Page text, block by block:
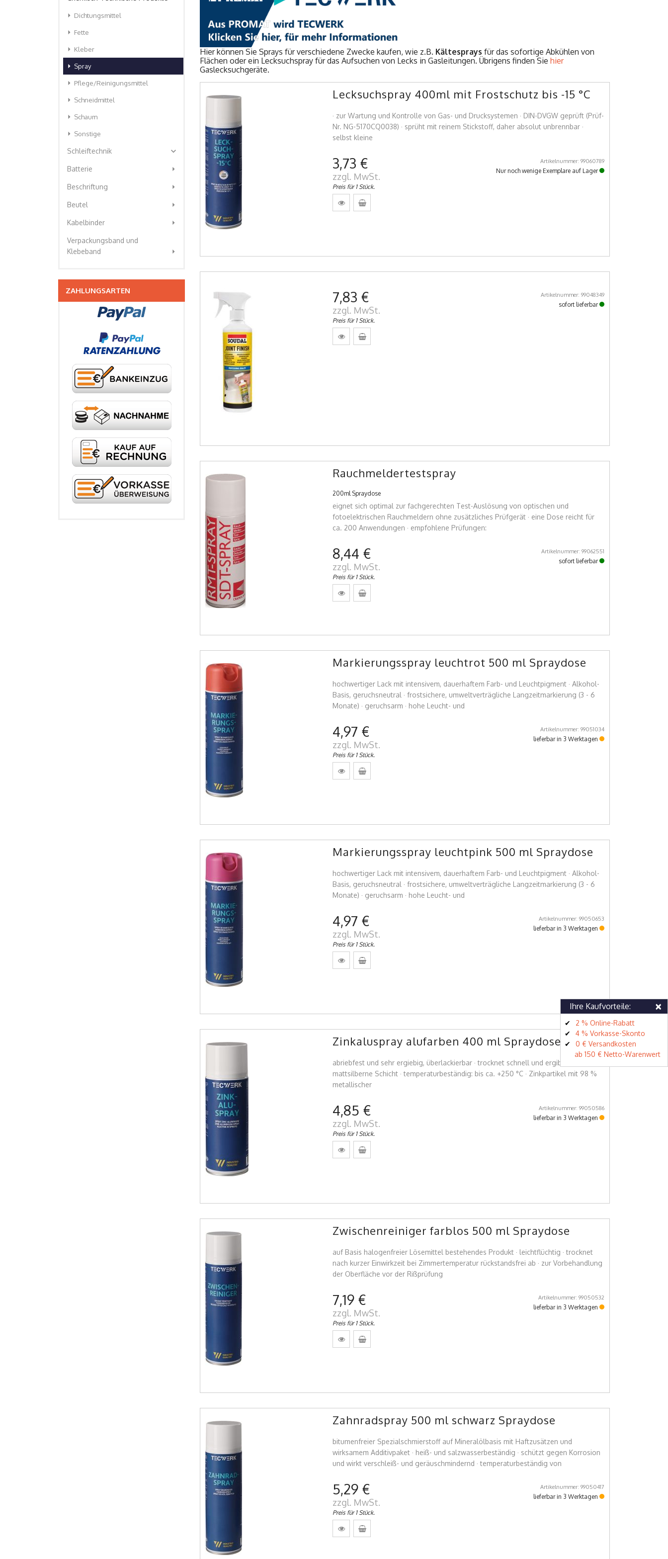
Dichtungsmittel
arrow_right
Fette
arrow_right
Kleber
arrow_right
Spray
arrow_right
Pflege/Reinigungsmittel
arrow_right
Schneidmittel
arrow_right
Schaum
arrow_right
Sonstige
arrow_right
Schleiftechnik expand_more
Batterie arrow_right
Beschriftung arrow_right
Beutel arrow_right
Kabelbinder arrow_right
Verpackungsband und
Klebeband
arrow_right
ZAHLUNGSARTEN
Hier können Sie Sprays für verschiedene Zwecke kaufen, wie z.B. Kältesprays für das sofortige Abkühlen von
Flächen oder ein Lecksuchspray für das Aufsuchen von Lecks in Gasleitungen. Übrigens finden Sie hier
Gaslecksuchgeräte.
Lecksuchspray 400ml mit Frostschutz bis -15 °C
· zur Wartung und Kontrolle von Gas- und Drucksystemen · DIN-DVGW geprüft (Prüf-
Nr. NG-5170CQ0038) · sprüht mit reinem Stickstoff, daher absolut unbrennbar ·
selbst kleine
3,73 €
zzgl. MwSt.
Preis für 1 Stück.
Artikelnummer: 99060789
Nur noch wenige Exemplare auf Lager
7,83 €
zzgl. MwSt.
Preis für 1 Stück.
Artikelnummer: 99048349
sofort lieferbar
Rauchmeldertestspray
200ml Spraydose
eignet sich optimal zur fachgerechten Test-Auslösung von optischen und
fotoelektrischen Rauchmeldern ohne zusätzliches Prüfgerät · eine Dose reicht für
ca. 200 Anwendungen · empfohlene Prüfungen:
8,44 €
zzgl. MwSt.
Preis für 1 Stück.
Artikelnummer: 99062551
sofort lieferbar
Markierungsspray leuchtrot 500 ml Spraydose
hochwertiger Lack mit intensivem, dauerhaftem Farb- und Leuchtpigment · Alkohol-
Basis, geruchsneutral · frostsichere, umweltverträgliche Langzeitmarkierung (3 - 6
Monate) · geruchsarm · hohe Leucht- und
4,97 €
zzgl. MwSt.
Preis für 1 Stück.
Artikelnummer: 99051034
lieferbar in 3 Werktagen
Markierungsspray leuchtpink 500 ml Spraydose
hochwertiger Lack mit intensivem, dauerhaftem Farb- und Leuchtpigment · Alkohol-
Basis, geruchsneutral · frostsichere, umweltverträgliche Langzeitmarkierung (3 - 6
Monate) · geruchsarm · hohe Leucht- und
4,97 €
zzgl. MwSt.
Preis für 1 Stück.
Artikelnummer: 99050653
lieferbar in 3 Werktagen
Zinkaluspray alufarben 400 ml Spraydose
abriebfest und sehr ergiebig, überlackierbar · trocknet schnell und ergibt eine
mattsilberne Schicht · temperaturbeständig: bis ca. +250 °C · Zinkpartikel mit 98 %
metallischer
4,85 €
zzgl. MwSt.
Preis für 1 Stück.
Artikelnummer: 99050586
lieferbar in 3 Werktagen
Zwischenreiniger farblos 500 ml Spraydose
auf Basis halogenfreier Lösemittel bestehendes Produkt · leichtflüchtig · trocknet
nach kurzer Einwirkzeit bei Zimmertemperatur rückstandsfrei ab · zur Vorbehandlung
der Oberfläche vor der Rißprüfung
7,19 €
zzgl. MwSt.
Preis für 1 Stück.
Artikelnummer: 99050532
lieferbar in 3 Werktagen
Zahnradspray 500 ml schwarz Spraydose
bitumenfreier Spezialschmierstoff auf Mineralölbasis mit Haftzusätzen und
wirksamem Additivpaket · heiß- und salzwasserbeständig · schützt gegen Korrosion
und wirkt verschleiß- und geräuschmindernd · temperaturbeständig von
5,29 €
zzgl. MwSt.
Preis für 1 Stück.
Artikelnummer: 99050417
lieferbar in 3 Werktagen
Ihre Kaufvorteile: ×
2 % Online-Rabatt
4 % Vorkasse-Skonto
0 € Versandkosten
ab 150 € Netto-Warenwert